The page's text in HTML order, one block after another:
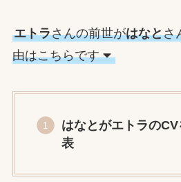
エトラさんの前世がはなとさ
由はこちらです
はなとがエトラの
表